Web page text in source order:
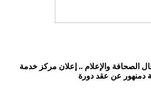
الصحافة والإعلام .. إعلان مركز خدمة
دمنهور عن عقد دورة